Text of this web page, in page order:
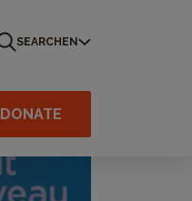
SEARCH EN
DONATE